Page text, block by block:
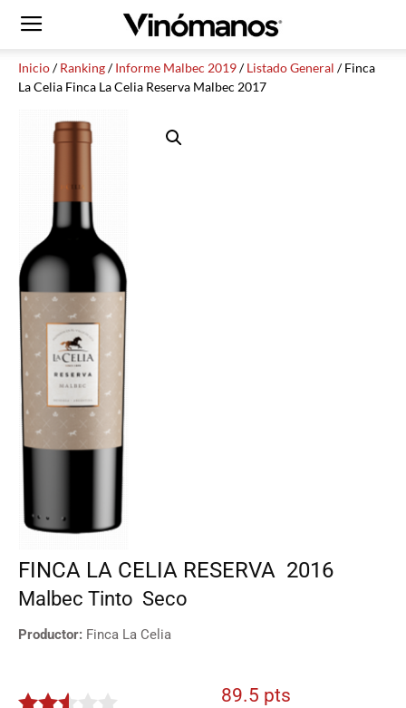
Inicio/Ranking/Informe Malbec 2019/Listado General / Finca
La Celia Finca La Celia Reserva Malbec 2017
FINCA LA CELIA RESERVA 2016
Malbec Tinto Seco
Productor: Finca La Celia
89.5 pts